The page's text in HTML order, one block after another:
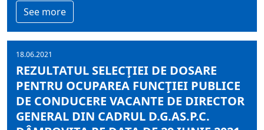
See more
18.06.2021
REZULTATUL SELECŢIEI DE DOSARE
PENTRU OCUPAREA FUNCŢIEI PUBLICE
DE CONDUCERE VACANTE DE DIRECTOR
GENERAL DIN CADRUL D.G.AS.P.C.